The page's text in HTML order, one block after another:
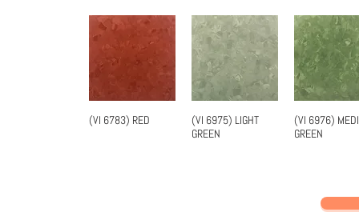
快速瀏覽
(VI 6783) RED 快速瀏覽
(VI 6975) LIGHT
GREEN
快速瀏覽
(VI 6976)
GREEN